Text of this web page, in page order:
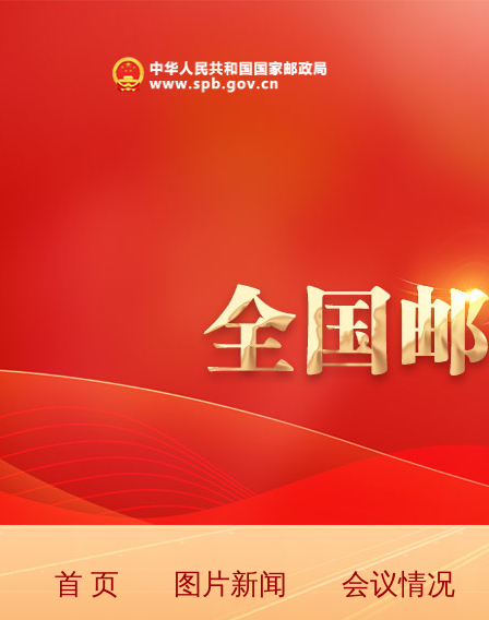
首 页 图片新闻 会议情况